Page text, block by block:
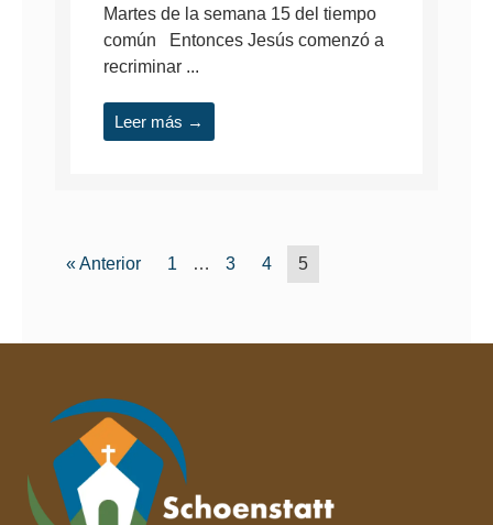
Martes de la semana 15 del tiempo
común Entonces Jesús comenzó a
recriminar ...
Leer más →
« Anterior 1 … 3 4 5